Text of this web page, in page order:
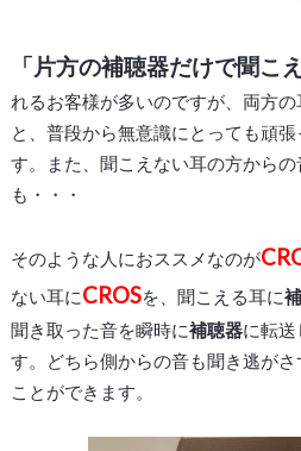
「片方の補聴器だけで聞こ
れるお客様が多いのですが、両方
と、普段から無意識にとっても頑
す。また、聞こえない耳の方から
も・・・
そのような人におススメなのが
ない耳にCROSを、聞こえる耳に
聞き取った音を瞬時に補聴器に転送
す。どちら側からの音も聞き逃が
ことができます。